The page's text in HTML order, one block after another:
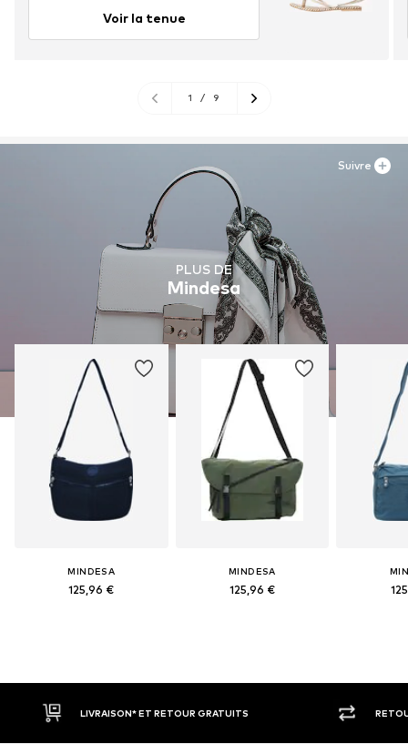
Voir la tenue
1 / 9
PLUS DE
Mindesa
MINDESA
125,96 €
MINDESA
125,96 €
Suivre
LIVRAISON* ET RETOUR GRATUITS